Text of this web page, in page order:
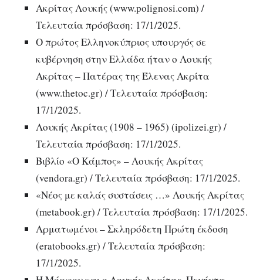
Ακρίτας Λουκής (www.polignosi.com) /
Τελευταία πρόσβαση: 17/1/2025.
Ο πρώτος Ελληνοκύπριος υπουργός σε
κυβέρνηση στην Ελλάδα ήταν ο Λουκής
Ακρίτας – Πατέρας της Έλενας Ακρίτα
(www.thetoc.gr) / Τελευταία πρόσβαση:
17/1/2025.
Λουκής Ακρίτας (1908 – 1965) (ipolizei.gr) /
Τελευταία πρόσβαση: 17/1/2025.
Βιβλίο «Ο Κάμπος» – Λουκής Ακρίτας
(vendora.gr) / Τελευταία πρόσβαση: 17/1/2025.
«Νέος με καλάς συστάσεις …» Λουκής Ακρίτας
(metabook.gr) / Τελευταία πρόσβαση: 17/1/2025.
Αρματωμένοι – Σκληρόδετη Πρώτη έκδοση
(eratobooks.gr) / Τελευταία πρόσβαση:
17/1/2025.